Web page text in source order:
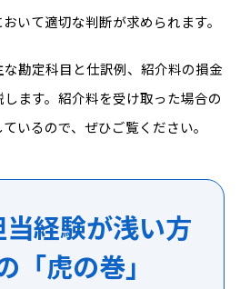
いて適切な判断が求められます。
勘定科目と仕訳例、紹介料の損金
ます。紹介料を受け取った場合の
いるので、ぜひご覧ください。
経験が浅い方
「虎の巻」